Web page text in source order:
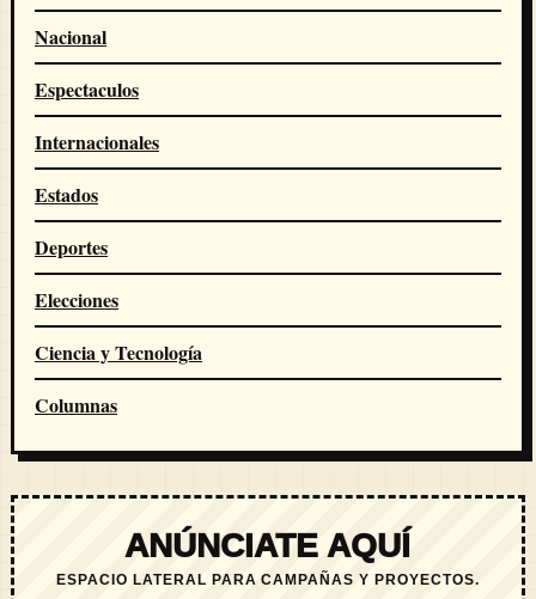
Nacional
Espectaculos
Internacionales
Estados
Deportes
Elecciones
Ciencia y Tecnología
Columnas
ANÚNCIATE AQUÍ
ESPACIO LATERAL PARA CAMPAÑAS Y PROYECTOS.